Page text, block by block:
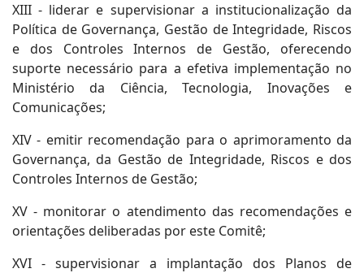
XIII - liderar e supervisionar a institucionalização da
Política de Governança, Gestão de Integridade, Riscos
e dos Controles Internos de Gestão, oferecendo
suporte necessário para a efetiva implementação no
Ministério da Ciência, Tecnologia, Inovações e
Comunicações;
XIV - emitir recomendação para o aprimoramento da
Governança, da Gestão de Integridade, Riscos e dos
Controles Internos de Gestão;
XV - monitorar o atendimento das recomendações e
orientações deliberadas por este Comitê;
XVI - supervisionar a implantação dos Planos de